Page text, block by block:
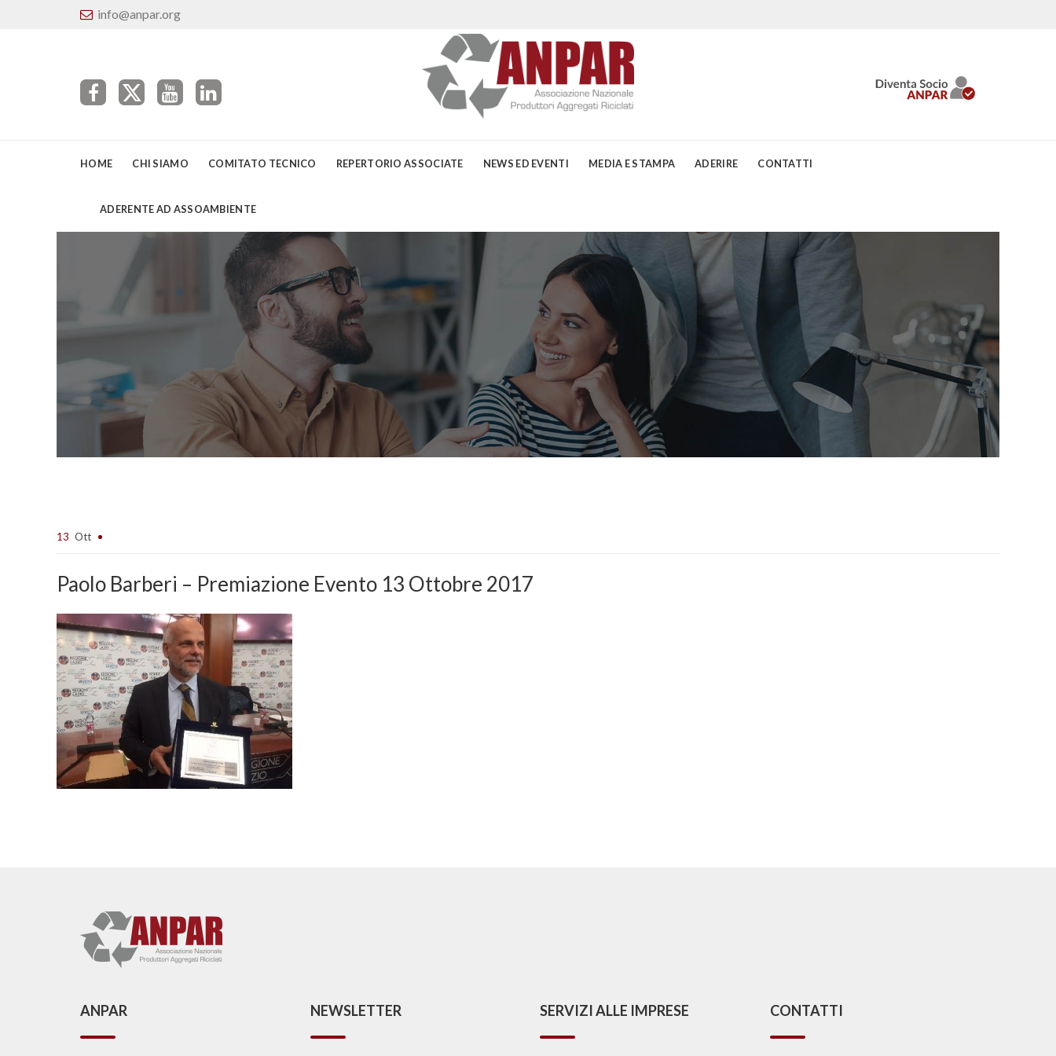
info@anpar.org
HOME CHI SIAMO COMITATO TECNICO REPERTORIO ASSOCIATE NEWS ED EVENTI MEDIA E STAMPA ADERIRE CONTATTI
ADERENTE AD ASSOAMBIENTE
13 Ott
Paolo Barberi – Premiazione Evento 13 Ottobre 2017
ANPAR NEWSLETTER SERVIZI ALLE IMPRESE CONTATTI